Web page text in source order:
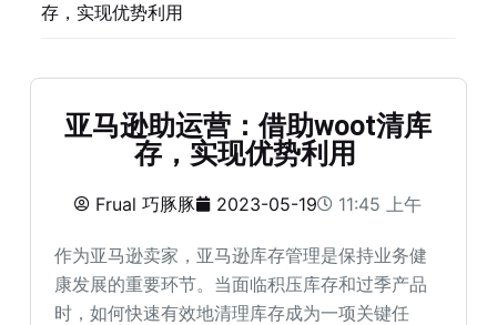
存，实现优势利用
亚马逊助运营：借助woot清库
存，实现优势利用
Frual 巧豚豚 2023-05-19 11:45 上午
作为亚马逊卖家，亚马逊库存管理是保持业务健
康发展的重要环节。当面临积压库存和过季产品
时，如何快速有效地清理库存成为一项关键任